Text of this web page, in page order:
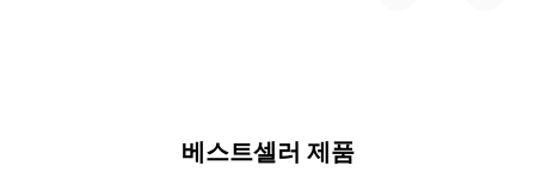
베스트셀러 제품